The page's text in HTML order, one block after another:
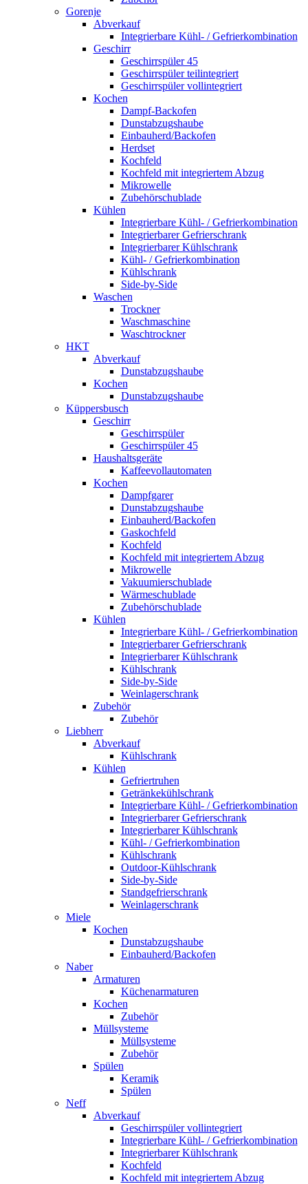
Gorenje
Abverkauf
Integrierbare Kühl- / Gefrierkombination
Geschirr
Geschirrspüler 45
Geschirrspüler teilintegriert
Geschirrspüler vollintegriert
Kochen
Dampf-Backofen
Dunstabzugshaube
Einbauherd/Backofen
Herdset
Kochfeld
Kochfeld mit integriertem Abzug
Mikrowelle
Zubehörschublade
Kühlen
Integrierbare Kühl- / Gefrierkombination
Integrierbarer Gefrierschrank
Integrierbarer Kühlschrank
Kühl- / Gefrierkombination
Kühlschrank
Side-by-Side
Waschen
Trockner
Waschmaschine
Waschtrockner
HKT
Abverkauf
Dunstabzugshaube
Kochen
Dunstabzugshaube
Küppersbusch
Geschirr
Geschirrspüler
Geschirrspüler 45
Haushaltsgeräte
Kaffeevollautomaten
Kochen
Dampfgarer
Dunstabzugshaube
Einbauherd/Backofen
Gaskochfeld
Kochfeld
Kochfeld mit integriertem Abzug
Mikrowelle
Vakuumierschublade
Wärmeschublade
Zubehörschublade
Kühlen
Integrierbare Kühl- / Gefrierkombination
Integrierbarer Gefrierschrank
Integrierbarer Kühlschrank
Kühlschrank
Side-by-Side
Weinlagerschrank
Zubehör
Zubehör
Liebherr
Abverkauf
Kühlschrank
Kühlen
Gefriertruhen
Getränkekühlschrank
Integrierbare Kühl- / Gefrierkombination
Integrierbarer Gefrierschrank
Integrierbarer Kühlschrank
Kühl- / Gefrierkombination
Kühlschrank
Outdoor-Kühlschrank
Side-by-Side
Standgefrierschrank
Weinlagerschrank
Miele
Kochen
Dunstabzugshaube
Einbauherd/Backofen
Naber
Armaturen
Küchenarmaturen
Kochen
Zubehör
Müllsysteme
Müllsysteme
Zubehör
Spülen
Keramik
Spülen
Neff
Abverkauf
Geschirrspüler vollintegriert
Integrierbare Kühl- / Gefrierkombination
Integrierbarer Kühlschrank
Kochfeld
Kochfeld mit integriertem Abzug